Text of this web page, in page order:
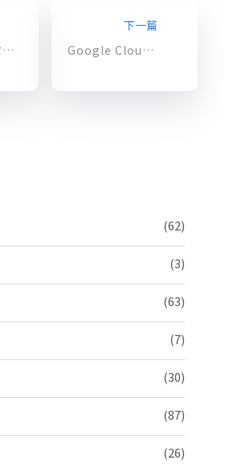
GitHub 逃亡潮看這邊：手把手教你在 GCP 快速安裝 GitLab
下一篇
Google Cloud 推出 zonal DNS names 服務
(62)
(3)
(63)
(7)
(30)
(87)
(26)